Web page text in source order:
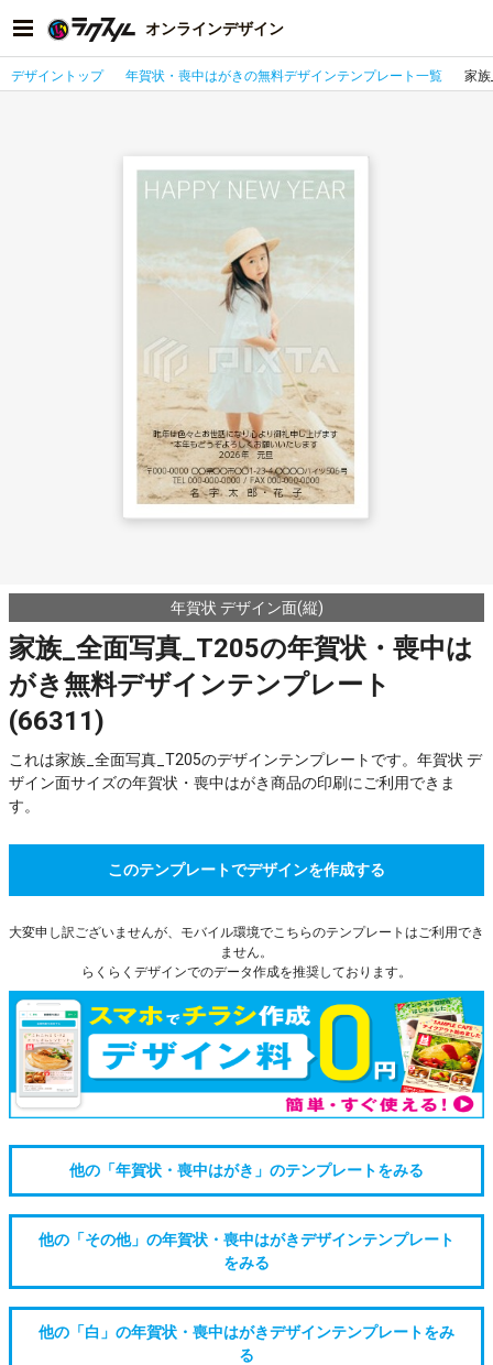
オンラインデザイン
デザイントップ 年賀状・喪中はがきの無料デザインテンプレート一覧 家族
年賀状 デザイン面(縦)
家族_全面写真_T205の年賀状・喪中は
がき無料デザインテンプレート
(66311)
これは家族_全面写真_T205のデザインテンプレートです。年賀状 デ
ザイン面サイズの年賀状・喪中はがき商品の印刷にご利用できま
す。
このテンプレートでデザインを作成する
大変申し訳ございませんが、モバイル環境でこちらのテンプレートはご利用でき
ません。
らくらくデザインでのデータ作成を推奨しております。
他の「年賀状・喪中はがき」のテンプレートをみる
他の「その他」の年賀状・喪中はがきデザインテンプレート
をみる
他の「白」の年賀状・喪中はがきデザインテンプレートをみ
る